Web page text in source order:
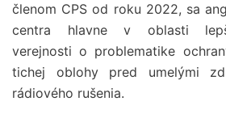
členom CPS od roku 2022, sa
centra hlavne v oblasti
verejnosti o problematike
tichej oblohy pred umelými
rádiového rušenia.